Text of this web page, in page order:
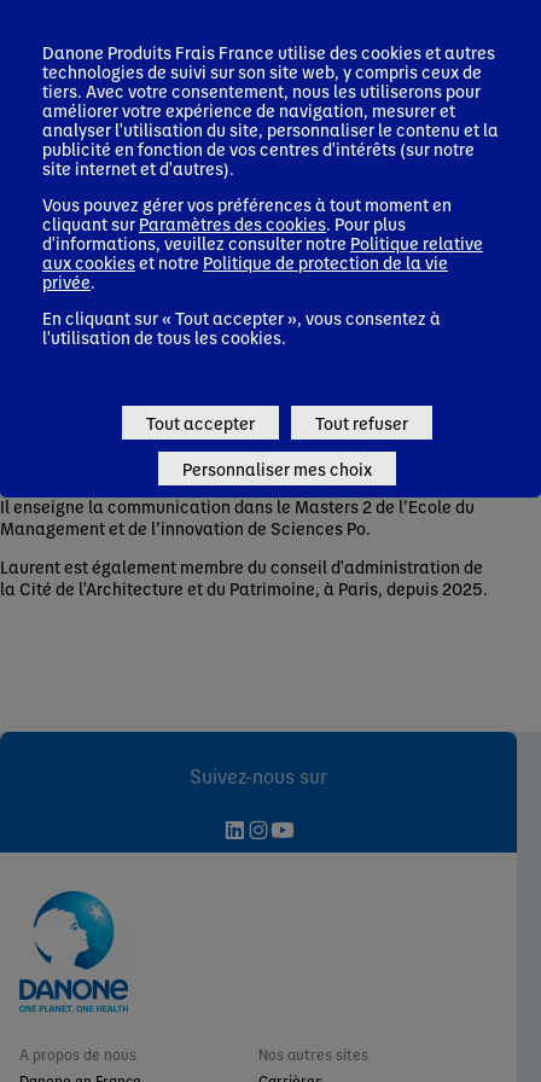
En mai 1995, Laurent Sacchi rejoint le Groupe Danone comme
directeur de Cabinet du directeur général des Brasseries
Kronenbourg. Il rejoint le siège du Groupe l'année suivante où il
conduit des missions transversales dans le domaine de la
communication et du marketing (sponsoring de la Coupe du
Monde de football 1998, chantier de formalisation des valeurs
du Groupe, communication de crise, communication interne, e-
marketing...).
Début 2001, il quitte Danone pour développer, en tant que
directeur associé, thebrandcity, cabinet de conseil en
stratégie de marque (groupe HighCo/WPP).
Fin 2002, il réintègre Danone en qualité de Directeur de la
Communication du Groupe puis en 2010 prend également la
Conseil d’Administration.
Depuis 2021, Laurent Sacchi est Secrétaire Général de Danone
et Vice-Président Exécutif.
Il enseigne la communication dans le Masters 2 de l’Ecole du
Management et de l’innovation de Sciences Po.
Laurent est également membre du conseil d'administration de
la Cité de l'Architecture et du Patrimoine, à Paris, depuis 2025.
Suivez-nous sur
A propos de nous
Nos autres sites
Danone Produits Frais France utilise des cookies et autres
technologies de suivi sur son site web, y compris ceux de
tiers. Avec votre consentement, nous les utiliserons pour
améliorer votre expérience de navigation, mesurer et
analyser l'utilisation du site, personnaliser le contenu et la
publicité en fonction de vos centres d'intérêts (sur notre
site internet et d'autres).
Vous pouvez gérer vos préférences à tout moment en
cliquant sur Paramètres des cookies. Pour plus
d'informations, veuillez consulter notre Politique relative
aux cookieset notre Politique de protection de la vie
privée.
En cliquant sur « Tout accepter », vous consentez à
l'utilisation de tous les cookies.
Tout accepter Tout refuser
Personnaliser mes choix